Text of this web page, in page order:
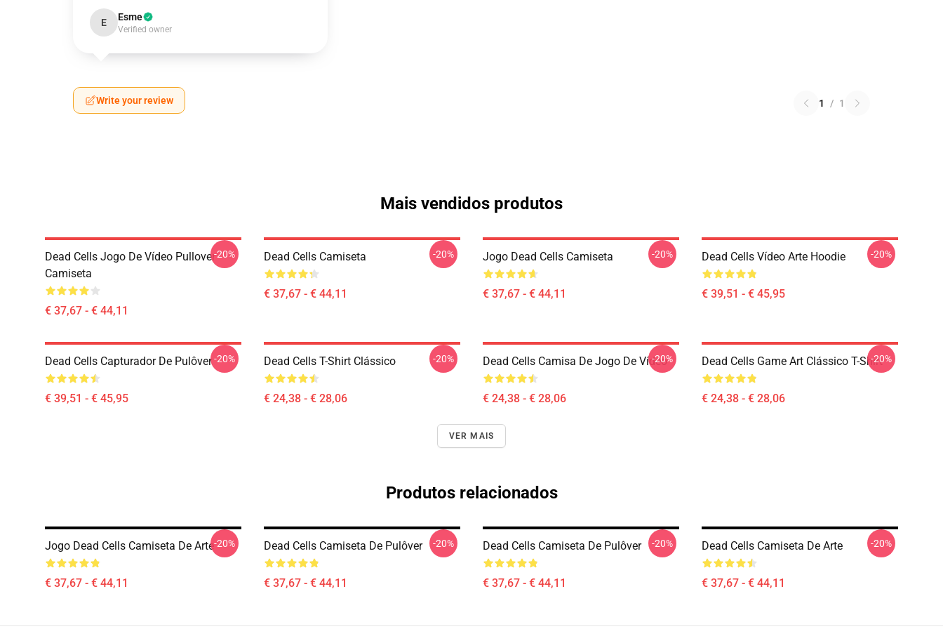
E Esme
Verified owner
Write your review 1 / 1
Mais vendidos produtos
Dead Cells Jogo De Vídeo Pullover
Camiseta
€ 37,67 - € 44,11
-20% Dead Cells Camiseta
€ 37,67 - € 44,11
-20% Jogo Dead Cells Camiseta
€ 37,67 - € 44,11
-20% Dead Cells Vídeo Arte Hoodie
€ 39,51 - € 45,95
-20%
Dead Cells Capturador De Pulôver
€ 39,51 - € 45,95
-20% Dead Cells T-Shirt Clássico
€ 24,38 - € 28,06
-20% Dead Cells Camisa De Jogo De Vídeo
€ 24,38 - € 28,06
-20% Dead Cells Game Art Clássico T-Shirt
€ 24,38 - € 28,06
-20%
VER MAIS
Produtos relacionados
Jogo Dead Cells Camiseta De Arte
€ 37,67 - € 44,11
-20% Dead Cells Camiseta De Pulôver
€ 37,67 - € 44,11
-20% Dead Cells Camiseta De Pulôver
€ 37,67 - € 44,11
-20% Dead Cells Camiseta De Arte
€ 37,67 - € 44,11
-20%